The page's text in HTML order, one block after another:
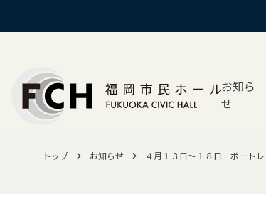
お知ら
せ
トップ お知らせ ４月１３日～１８日 ボートレ